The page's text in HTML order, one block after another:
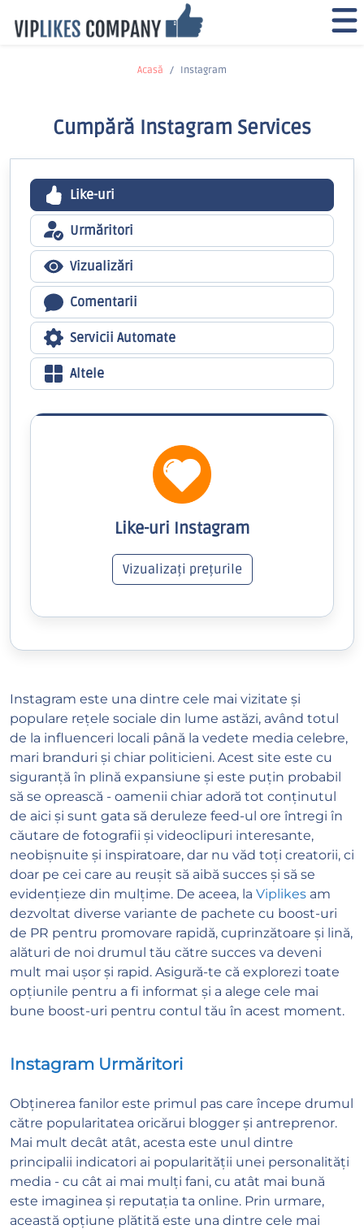
Acasă Instagram
Cumpără Instagram Services
Like-uri
Urmăritori
Vizualizări
Comentarii
Servicii Automate
Altele
Like-uri Instagram
Vizualizați prețurile
Instagram este una dintre cele mai vizitate și
populare rețele sociale din lume astăzi, având totul
de la influenceri locali până la vedete media celebre,
mari branduri și chiar politicieni. Acest site este cu
siguranță în plină expansiune și este puțin probabil
să se oprească - oamenii chiar adoră tot conținutul
de aici și sunt gata să deruleze feed-ul ore întregi în
căutare de fotografii și videoclipuri interesante,
neobișnuite și inspiratoare, dar nu văd toți creatorii, ci
doar pe cei care au reușit să aibă succes și să se
evidențieze din mulțime. De aceea, la Viplikes am
dezvoltat diverse variante de pachete cu boost-uri
de PR pentru promovare rapidă, cuprinzătoare și lină,
alături de noi drumul tău către succes va deveni
mult mai ușor și rapid. Asigură-te că explorezi toate
opțiunile pentru a fi informat și a alege cele mai
bune boost-uri pentru contul tău în acest moment.
Instagram Urmăritori
Obținerea fanilor este primul pas care începe drumul
către popularitatea oricărui blogger și antreprenor.
Mai mult decât atât, acesta este unul dintre
principalii indicatori ai popularității unei personalități
media - cu cât ai mai mulți fani, cu atât mai bună
este imaginea și reputația ta online. Prin urmare,
această opțiune plătită este una dintre cele mai